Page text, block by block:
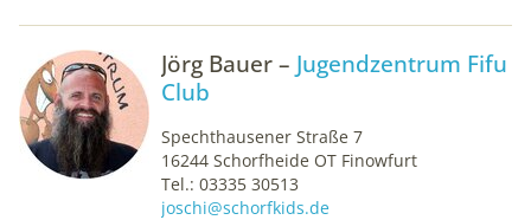
Jörg Bauer – Jugendzentrum Fifu
Club
Spechthausener Straße 7
16244 Schorfheide OT Finowfurt
Tel.: 03335 30513
joschi@schorfkids.de
Cookie Laufzeit:
1 Jahr